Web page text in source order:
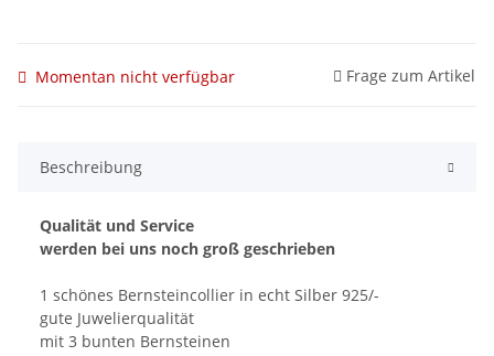
Momentan nicht verfügbar Frage zum Artikel
Beschreibung
Qualität und Service
werden bei uns noch groß geschrieben
1 schönes Bernsteincollier in echt Silber 925/-
gute Juwelierqualität
mit 3 bunten Bernsteinen